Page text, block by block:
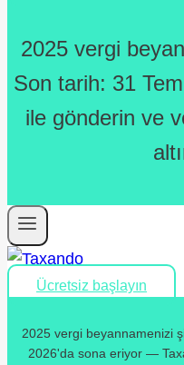
2025 vergi
Son tarih: 31
ile gönderin ve
Ücretsiz başlayın
2025 vergi beyannamenizi
2026'da sona eriyor —